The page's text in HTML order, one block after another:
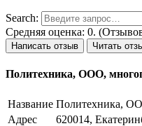
Search:
Средняя оценка: 0.
Написать отзыв Читать
Политехника, ООО,
Название Политехника,
Адрес
620014,